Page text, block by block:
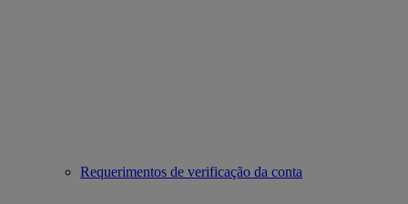
Requerimentos de verificação da conta